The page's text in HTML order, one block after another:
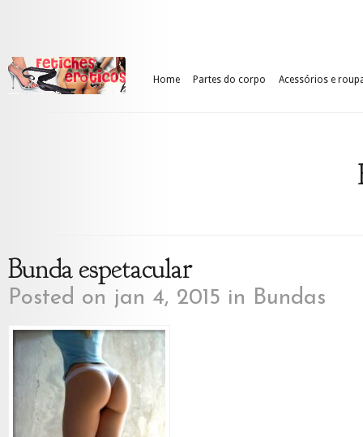
Home Partes do corpo Acessórios e
Bunda espetacular
Posted on jan 4, 2015 in Bundas